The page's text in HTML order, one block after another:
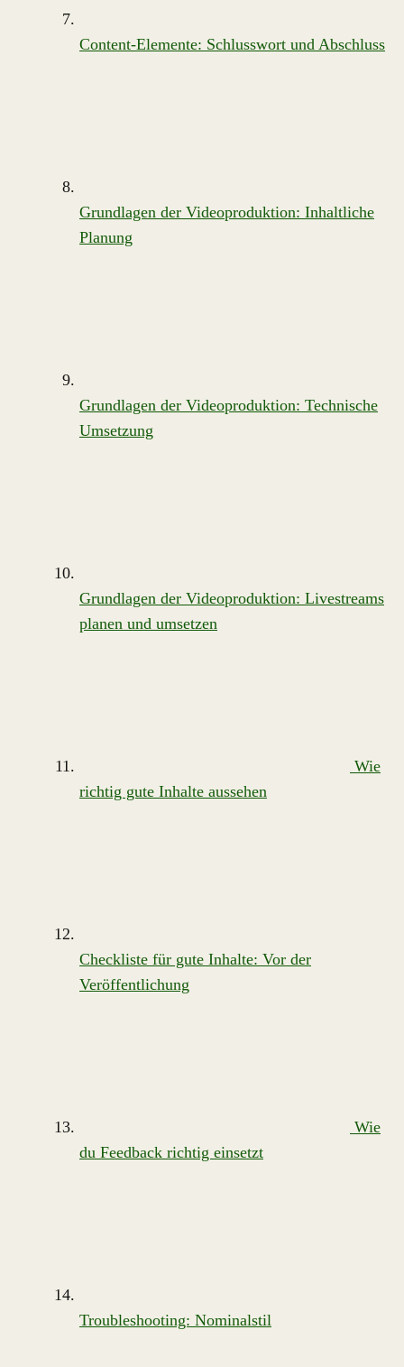
Content-Elemente: Schlusswort und Abschluss
Grundlagen der Videoproduktion: Inhaltliche
Planung
Grundlagen der Videoproduktion: Technische
Umsetzung
Grundlagen der Videoproduktion: Livestreams
planen und umsetzen
Wie
richtig gute Inhalte aussehen
Checkliste für gute Inhalte: Vor der
Veröffentlichung
Wie
du Feedback richtig einsetzt
Troubleshooting: Nominalstil